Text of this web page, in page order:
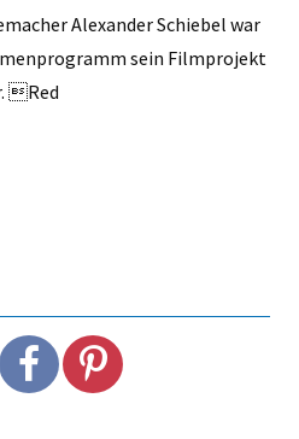
Alexander Schiebel war
sein Filmprojekt
Red